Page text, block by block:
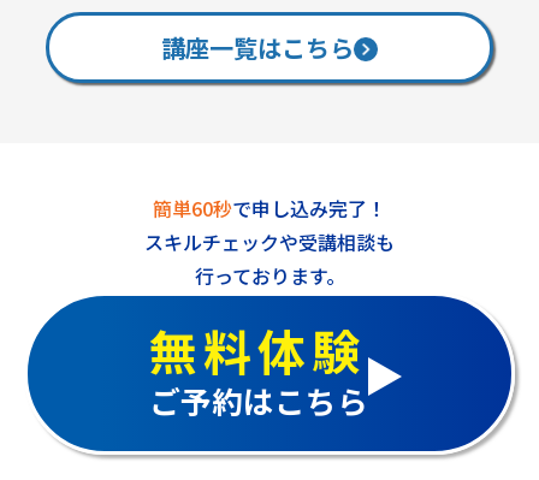
講座一覧はこちら
簡単60秒で申し込み完了！
スキルチェックや受講相談も
行っております。
無料体験
ご予約はこちら